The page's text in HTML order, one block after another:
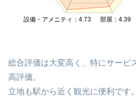
部屋：4.39
設備・アメニティ：4.73
総合評価は大変高く、特にサービ
高評価。
立地も駅から近く観光に便利です。